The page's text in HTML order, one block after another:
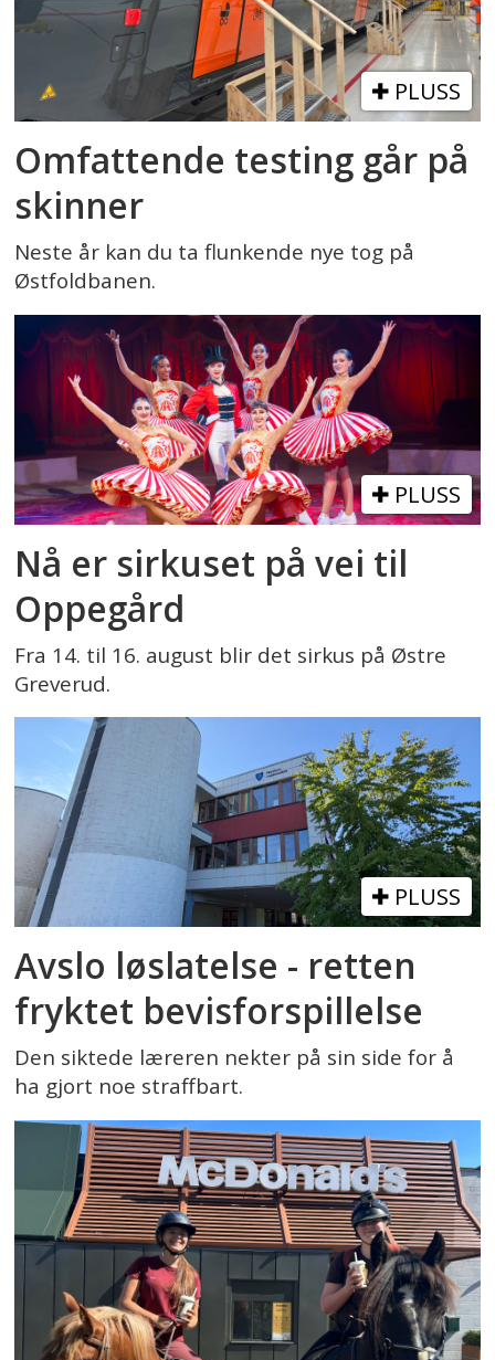
PLUSS
Omfattende testing går på
skinner
Neste år kan du ta flunkende nye tog på
Østfoldbanen.
PLUSS
Nå er sirkuset på vei til
Oppegård
Fra 14. til 16. august blir det sirkus på Østre
Greverud.
PLUSS
Avslo løslatelse - retten
fryktet bevisforspillelse
Den siktede læreren nekter på sin side for å
ha gjort noe straffbart.